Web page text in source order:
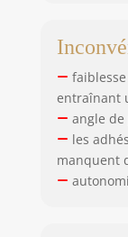
entraînant
angle
les
manquent